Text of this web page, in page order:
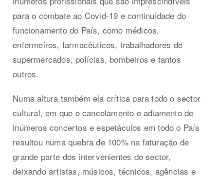
para o combate ao Covid-19 e continuidade do
funcionamento do País, como médicos,
enfermeiros, farmacêuticos, trabalhadores de
supermercados, polícias, bombeiros e tantos
outros.
Numa altura também ela crítica para todo o sector
cultural, em que o cancelamento e adiamento de
inúmeros concertos e espetáculos em todo o País
resultou numa quebra de 100% na faturação de
grande parte dos intervenientes do sector,
deixando artistas, músicos, técnicos, agências e